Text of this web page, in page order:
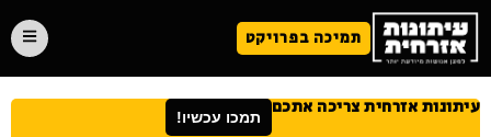
תמיכה בפרויקט
עיתונות אזרחית צריכה אתכם תמכו עכשיו!